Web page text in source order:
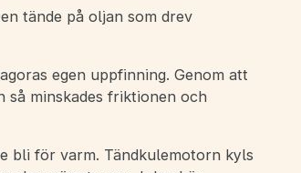
tände på oljan som drev
egen uppfinning. Genom att
så minskades friktionen och
bli för varm. Tändkulemotorn kyls